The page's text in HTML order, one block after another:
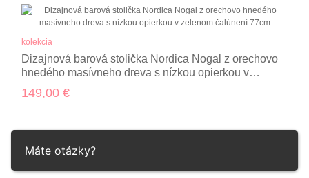
kolekcia
Dizajnová barová stolička Nordica Nogal z orechovo
hnedého masívneho dreva s nízkou opierkou v
zelenom čalúnení 77cm
149,00 €
Máte otázky?